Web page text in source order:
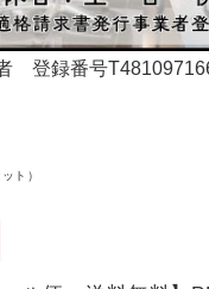
登録番号
ト）